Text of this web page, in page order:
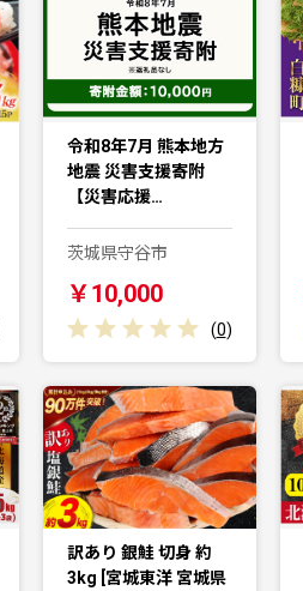
令和8年7月 熊本地方
地震 災害支援寄附
【災害応援…
茨城県守谷市
￥10,000
(0)
訳あり 銀鮭 切身 約
3kg [宮城東洋 宮城県